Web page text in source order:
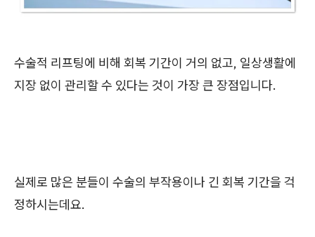
수술적 리프팅에 비해 회복 기간이 거의 없고, 일상생활에
지장 없이 관리할 수 있다는 것이 가장 큰 장점입니다.
실제로 많은 분들이 수술의 부작용이나 긴 회복 기간을 걱
정하시는데요.